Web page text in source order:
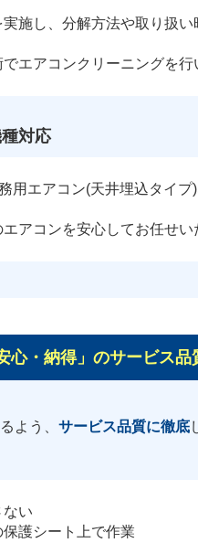
施し、分解方法や取り扱い
エアコンクリーニングを行
対応
用エアコン(天井埋込タイプ
アコンを安心してお任せい
心・納得」のサービス品
よう、 サービス品質に徹底
ない
護シート上で作業